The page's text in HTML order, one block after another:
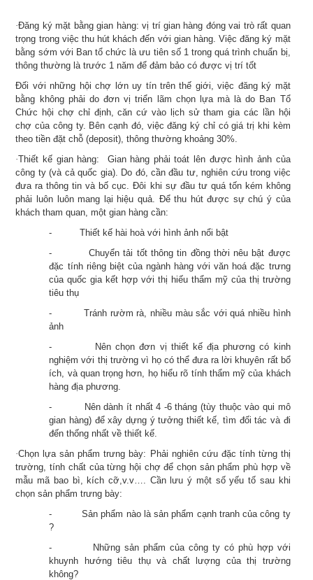
·Đăng ký mặt bằng gian hàng: vị trí gian hàng đóng vai trò rất quan
trọng trong việc thu hút khách đến với gian hàng. Việc đăng ký mặt
bằng sớm với Ban tổ chức là ưu tiên số 1 trong quá trình chuẩn bị,
thông thường là trước 1 năm để đảm bảo có được vị trí tốt
Đối với những hội chợ lớn uy tín trên thế giới, việc đăng ký mặt
bằng không phải do đơn vị triển lãm chọn lựa mà là do Ban Tổ
Chức hội chợ chỉ định, căn cứ vào lịch sử tham gia các lần hội
chợ của công ty. Bên cạnh đó, việc đăng ký chỉ có giá trị khi kèm
theo tiền đặt chỗ (deposit), thông thường khoảng 30%.
·Thiết kế gian hàng: Gian hàng phải toát lên được hình ảnh của
công ty (và cả quốc gia). Do đó, cần đầu tư, nghiên cứu trong việc
đưa ra thông tin và bố cục. Đôi khi sự đầu tư quá tốn kém không
phải luôn luôn mang lại hiệu quả. Để thu hút được sự chú ý của
khách tham quan, một gian hàng cần:
-Thiết kế hài hoà với hình ảnh nổi bật
-Chuyển tải tốt thông tin đồng thời nêu bật được
đặc tính riêng biệt của ngành hàng với văn hoá đặc trưng
của quốc gia kết hợp với thị hiếu thẩm mỹ của thị trường
tiêu thụ
-Tránh rườm rà, nhiều màu sắc với quá nhiều hình
ảnh
- Nên chọn đơn vị thiết kế địa phương có kinh
nghiệm với thị trường vì họ có thể đưa ra lời khuyên rất bổ
ích, và quan trọng hơn, họ hiểu rõ tính thẩm mỹ của khách
hàng địa phương.
- Nên dành ít nhất 4 -6 tháng (tùy thuộc vào qui mô
gian hàng) để xây dựng ý tưởng thiết kế, tìm đối tác và đi
đến thống nhất về thiết kế.
·Chọn lựa sản phẩm trưng bày: Phải nghiên cứu đặc tính từng thị
trường, tính chất của từng hội chợ để chọn sản phẩm phù hợp về
mẫu mã bao bì, kích cỡ,v.v…. Cần lưu ý một số yếu tố sau khi
chọn sản phẩm trưng bày:
- Sản phẩm nào là sản phẩm cạnh tranh của công ty
?
- Những sản phẩm của công ty có phù hợp với
khuynh hướng tiêu thụ và chất lượng của thị trường
không?